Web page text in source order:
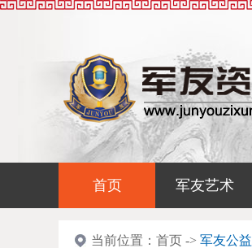
首页 军友艺术
当前位置： 首页 -> 军友公益